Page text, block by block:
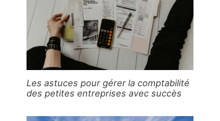
Les astuces pour gérer la comptabilité
des petites entreprises avec succès